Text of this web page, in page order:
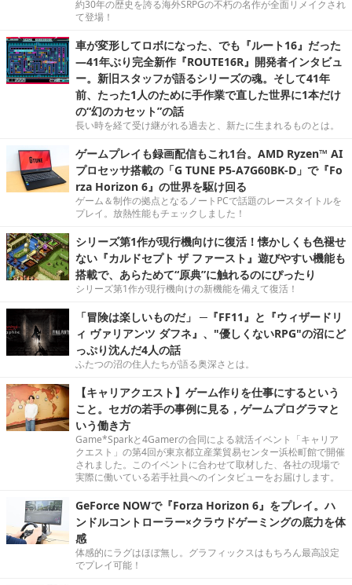
約30年の歴史を誇る海外SRPGの不朽の名作が全面リメイクされ
て登場！
車が変形してロボになった、でも『ルート16』だった
―41年ぶり完全新作『ROUTE16R』開発者インタビュ
ー。新旧スタッフが語るシリーズの魂。そして41年
前、たった1人のために手作業で直した世界に1本だけ
の“幻のカセット”の話
長い時を経て受け継がれる過去と、新たに生まれるものとは。
ゲームプレイも録画配信もこれ1台。AMD Ryzen™ AI
プロセッサ搭載の「G TUNE P5-A7G60BK-D」で『Fo
rza Horizon 6』の世界を駆け回る
ゲーム＆制作の拠点となるノートPCで話題のレースタイトルを
プレイ。放熱性能もチェックしました！
シリーズ第1作が現行機向けに復活！懐かしくも色褪せ
ない『カルドセプト ザ ファースト』遊びやすい機能も
搭載で、あらためて“原典”に触れるのにぴったり
シリーズ第1作が現行機向けの新機能を備えて復活！
「冒険は楽しいものだ」 ─『FF11』と『ウィザードリ
ィ ヴァリアンツ ダフネ』、"優しくないRPG"の沼にど
っぷり沈んだ4人の話
ふたつの沼の住人たちが語る奥深さとは。
【キャリアクエスト】ゲーム作りを仕事にするという
こと。セガの若手の事例に見る，ゲームプログラマと
いう働き方
Game*Sparkと4Gamerの合同による就活イベント「キャリア
クエスト」の第4回が東京都立産業貿易センター浜松町館で開催
されました。このイベントに合わせて取材した、各社の現場で
実際に働いている若手社員へのインタビューをお届けします。
GeForce NOWで『Forza Horizon 6』をプレイ。ハ
ンドルコントローラー×クラウドゲーミングの底力を体
感
体感的にラグはほぼ無し。グラフィックスはもちろん最高設定
でプレイ可能！